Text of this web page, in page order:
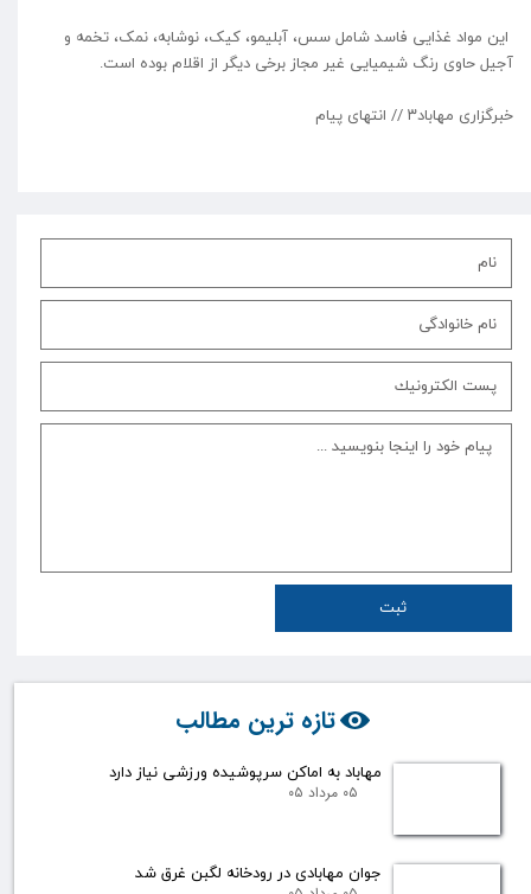
این مواد غذایی فاسد شامل سس، آبلیمو، کیک، نوشابه، نمک، تخمه و
آجیل حاوی رنگ شیمیایی غیر مجاز برخی دیگر از اقلام بوده است.
خبرگزاری مهاباد۳ // انتهای پیام
تازه ترین مطالب
مهاباد به اماکن سرپوشیده ورزشی نیاز دارد
۰۵ مرداد ۰۵
جوان مهابادی در رودخانه لگبن غرق شد
ثبت